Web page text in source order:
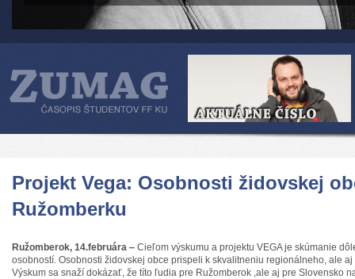
Projekt Vega: Osobnosti židovskej
Ružomberku
Ružomberok, 14.februára ‒ Cieľom výskumu a projektu VEGA je skúmanie
osobností. Osobnosti židovskej obce prispeli k skvalitneniu regionálneho, ale
Výskum sa snaží dokázať, že títo ľudia pre Ružomberok ,ale aj pre Slovensko